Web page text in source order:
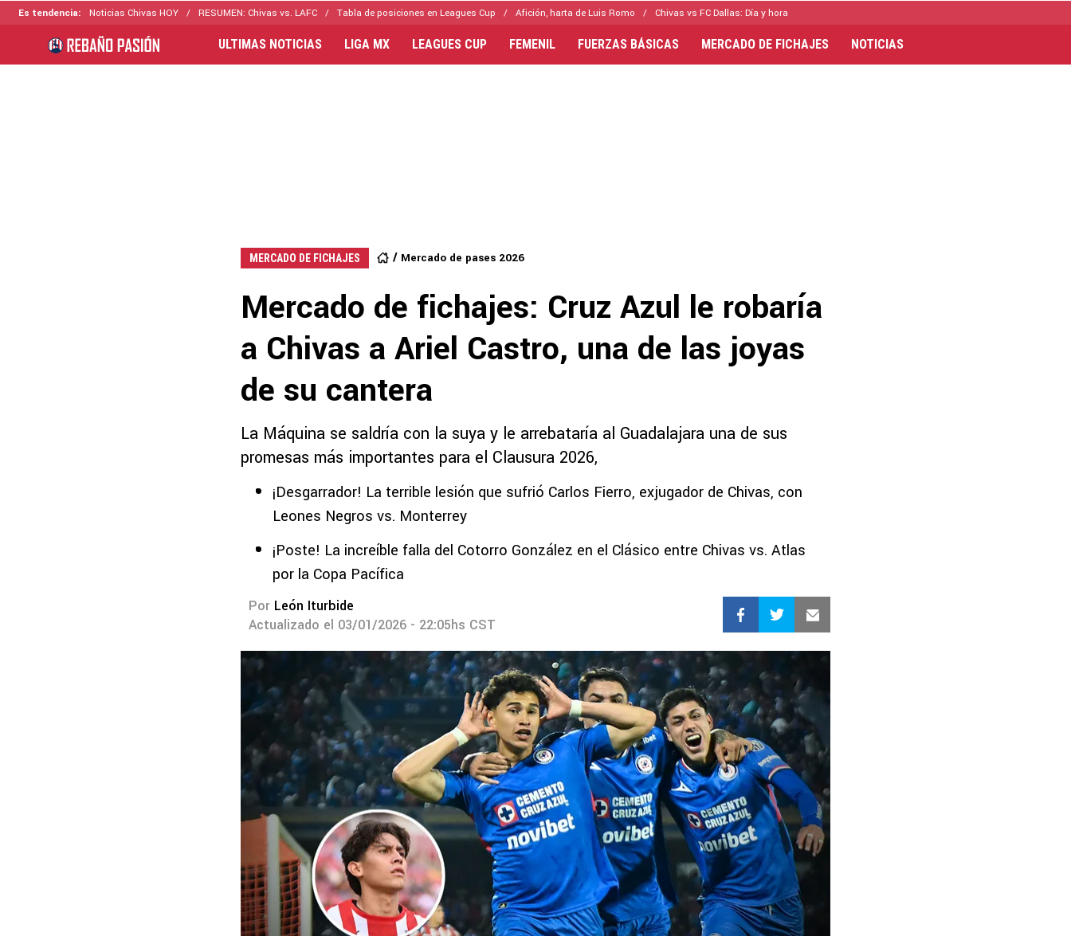
Es tendencia: Noticias Chivas HOY RESUMEN: Chivas vs. LAFC Tabla de posiciones en Leagues Cup Afición, harta de Luis Romo Chivas vs FC Dallas: Día y hora
ULTIMAS NOTICIAS LIGA MX LEAGUES CUP FEMENIL FUERZAS BÁSICAS MERCADO DE FICHAJES NOTICIAS
MERCADO DE FICHAJES Mercado de pases 2026
Mercado de fichajes: Cruz Azul le robaría
a Chivas a Ariel Castro, una de las joyas
de su cantera
La Máquina se saldría con la suya y le arrebataría al Guadalajara una de sus
promesas más importantes para el Clausura 2026,
¡Desgarrador! La terrible lesión que sufrió Carlos Fierro, exjugador de Chivas, con
Leones Negros vs. Monterrey
¡Poste! La increíble falla del Cotorro González en el Clásico entre Chivas vs. Atlas
por la Copa Pacífica
Por León Iturbide
Actualizado el 03/01/2026 - 22:05hs CST